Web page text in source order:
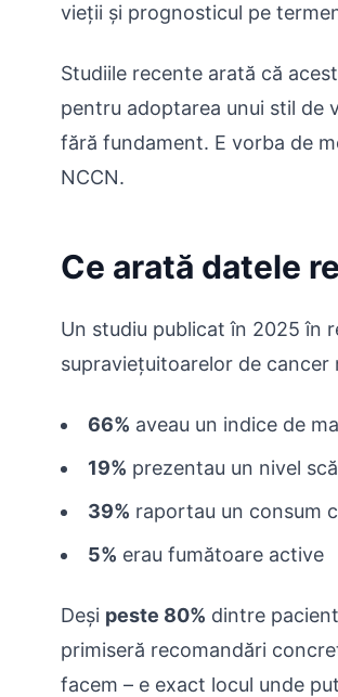
vieții și prognosticul pe
Studiile recente arată că
pentru adoptarea unui stil de
fără fundament. E vorba de
NCCN.
Ce arată datele
Un studiu publicat în 2025 în
supraviețuitoarelor de cancer
66% aveau un indice de
19% prezentau un nivel
39% raportau un consum
5% erau fumătoare active
Deși peste 80% dintre
primiseră recomandări
facem – e exact locul unde